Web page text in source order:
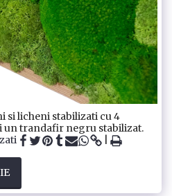
si licheni stabilizati cu 4
un trandafir negru stabilizat.